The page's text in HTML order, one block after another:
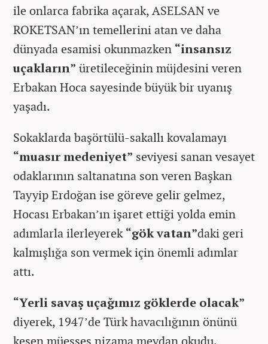
ile onlarca fabrika açarak, ASELSAN ve
ROKETSAN’ın temellerini atan ve daha
dünyada esamisi okunmazken “insansız
uçakların” üretileceğinin müjdesini veren
Erbakan Hoca sayesinde büyük bir uyanış
yaşadı.
Sokaklarda başörtülü-sakallı kovalamayı
“muasır medeniyet” seviyesi sanan vesayet
odaklarının saltanatına son veren Başkan
Tayyip Erdoğan ise göreve gelir gelmez,
Hocası Erbakan’ın işaret ettiği yolda emin
adımlarla ilerleyerek“gök vatan”daki geri
kalmışlığa son vermek için önemli adımlar
attı.
“Yerli savaş uçağımız göklerde olacak”
diyerek, 1947’de Türk havacılığının önünü
kesen müesses nizama meydan okudu.